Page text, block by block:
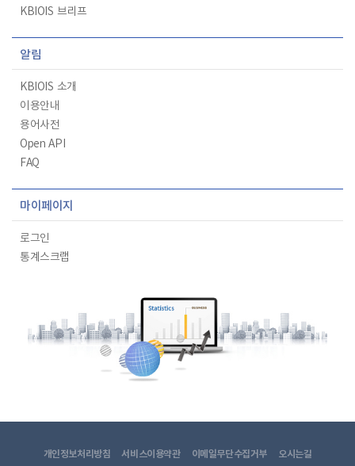
KBIOIS 브리프
알림
KBIOIS 소개
이용안내
용어사전
Open API
FAQ
마이페이지
로그인
통계스크랩
개인정보처리방침 서비스이용약관 이메일무단수집거부 오시는길